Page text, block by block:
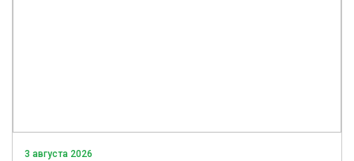
3 августа 2026